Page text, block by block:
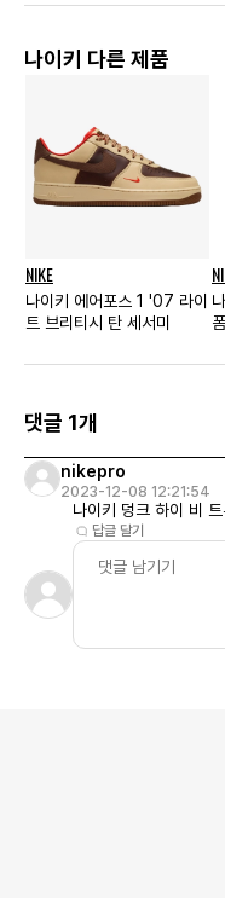
나이키 다른 제품
NIKE
나이키 에어포스 1 '07 라이
트 브리티시 탄 세서미
댓글 1개
nikepro
2023-12-08 12:21:54
나이키 덩크 하이 비
답글 달기